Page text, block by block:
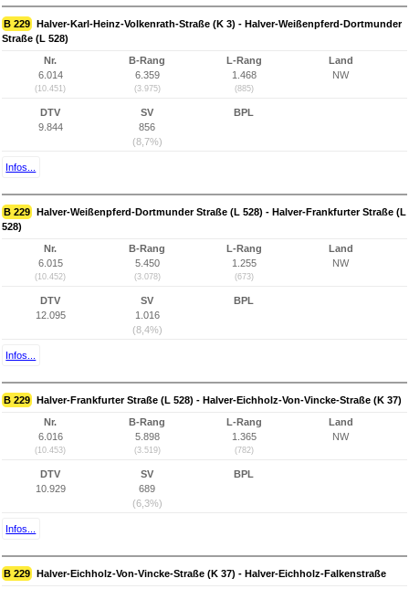
B 229 Halver-Karl-Heinz-Volkenrath-Straße (K 3) - Halver-Weißenpferd-Dortmunder
Straße (L 528)
Nr.
6.014
(10.451)
B-Rang
6.359
(3.975)
L-Rang
1.468
(885)
Land
NW
DTV
9.844
SV
856
(8,7%)
BPL
Infos...
B 229 Halver-Weißenpferd-Dortmunder Straße (L 528) - Halver-Frankfurter Straße (L
528)
Nr.
6.015
(10.452)
B-Rang
5.450
(3.078)
L-Rang
1.255
(673)
Land
NW
DTV
12.095
SV
1.016
(8,4%)
BPL
Infos...
B 229 Halver-Frankfurter Straße (L 528) - Halver-Eichholz-Von-Vincke-Straße (K 37)
Nr.
6.016
(10.453)
B-Rang
5.898
(3.519)
L-Rang
1.365
(782)
Land
NW
DTV
10.929
SV
689
(6,3%)
BPL
Infos...
B 229 Halver-Eichholz-Von-Vincke-Straße (K 37) - Halver-Eichholz-Falkenstraße